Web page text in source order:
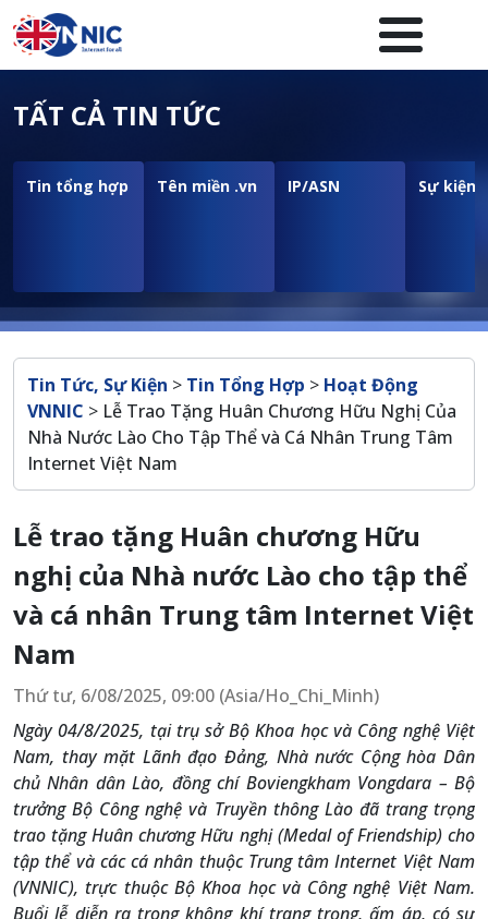
Nhảy đến nội dung
Menuheader của website
TẤT CẢ TIN TỨC
Tin tổng hợp Tên miền .vn IP/ASN Sự kiện
Breadcrumb
Tin Tức, Sự Kiện > Tin Tổng Hợp > Hoạt Động
VNNIC > Lễ Trao Tặng Huân Chương Hữu Nghị Của
Nhà Nước Lào Cho Tập Thể và Cá Nhân Trung Tâm
Internet Việt Nam
Lễ trao tặng Huân chương Hữu
nghị của Nhà nước Lào cho tập thể
và cá nhân Trung tâm Internet Việt
Nam
Thứ tư, 6/08/2025, 09:00 (Asia/Ho_Chi_Minh)
Ngày 04/8/2025, tại trụ sở Bộ Khoa học và Công nghệ Việt
Nam, thay mặt Lãnh đạo Đảng, Nhà nước Cộng hòa Dân
chủ Nhân dân Lào, đồng chí Boviengkham Vongdara – Bộ
trưởng Bộ Công nghệ và Truyền thông Lào đã trang trọng
trao tặng Huân chương Hữu nghị (Medal of Friendship) cho
tập thể và các cá nhân thuộc Trung tâm Internet Việt Nam
(VNNIC), trực thuộc Bộ Khoa học và Công nghệ Việt Nam.
Buổi lễ diễn ra trong không khí trang trọng, ấm áp, có sự